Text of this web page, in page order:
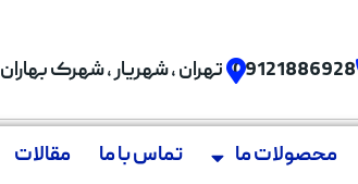
09121886928 تهران , شهریار , شهرک بهاران
محصولات ما تماس با ما مقالات